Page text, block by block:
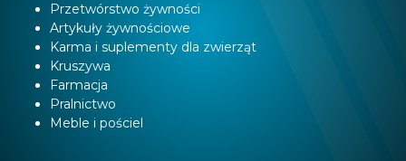
Przetwórstwo żywności
Artykuły żywnościowe
Karma i suplementy dla zwierząt
Kruszywa
Farmacja
Pralnictwo
Meble i pościel